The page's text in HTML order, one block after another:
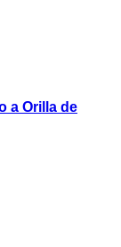
a Orilla de